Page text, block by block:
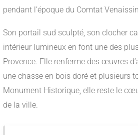
pendant l’époque du Comtat
Son portail sud sculpté, son clocher
intérieur lumineux en font une des
Provence. Elle renferme des œuvres
une chasse en bois doré et plusieurs
Monument Historique, elle reste le
de la ville.